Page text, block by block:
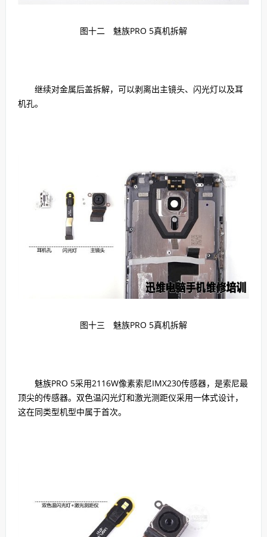
图十二魅族PRO 5真机拆解
继续对金属后盖拆解，可以剥离出主镜头、闪光灯以及耳
机孔。
图十三 魅族PRO 5真机拆解
魅族PRO 5采用2116W像素索尼IMX230传感器，是索尼最
顶尖的传感器。双色温闪光灯和激光测距仪采用一体式设计，
这在同类型机型中属于首次。